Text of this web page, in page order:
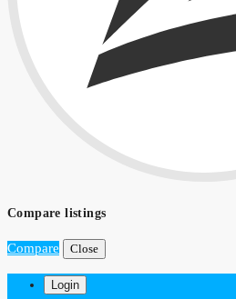
Compare listings
Compare Close
Login